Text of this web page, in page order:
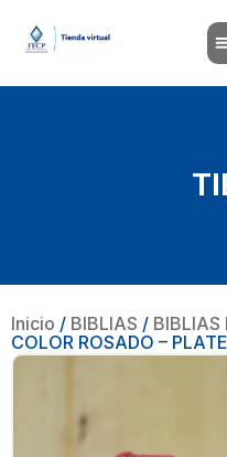
Inicio / BIBLIAS / BIBLIAS
COLOR ROSADO –